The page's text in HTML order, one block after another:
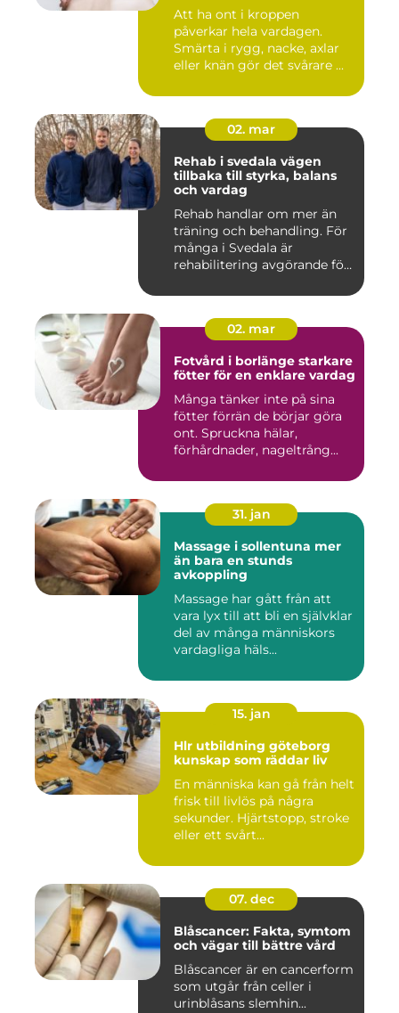
Att ha ont i kroppen
påverkar hela vardagen.
Smärta i rygg, nacke, axlar
eller knän gör det svårare ...
02. mar
Rehab i svedala vägen
tillbaka till styrka, balans
och vardag
Rehab handlar om mer än
träning och behandling. För
många i Svedala är
rehabilitering avgörande för
02. mar
Fotvård i borlänge starkare
fötter för en enklare vardag
Många tänker inte på sina
fötter förrän de börjar göra
ont. Spruckna hälar,
förhårdnader, nageltrång...
31. jan
Massage i sollentuna mer
än bara en stunds
avkoppling
Massage har gått från att
vara lyx till att bli en självklar
del av många människors
vardagliga häls...
15. jan
Hlr utbildning göteborg
kunskap som räddar liv
En människa kan gå från helt
frisk till livlös på några
sekunder. Hjärtstopp, stroke
eller ett svårt...
07. dec
Blåscancer: Fakta, symtom
och vägar till bättre vård
Blåscancer är en cancerform
som utgår från celler i
urinblåsans slemhin...